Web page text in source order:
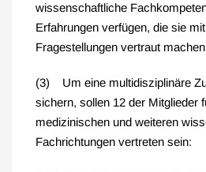
wissenschaftliche
Erfahrungen verfügen, die sie
Fragestellungen vertraut
(3) Um eine multidisziplinäre
sichern, sollen 12 der Mitglieder
medizinischen und weiteren
Fachrichtungen vertreten sein: